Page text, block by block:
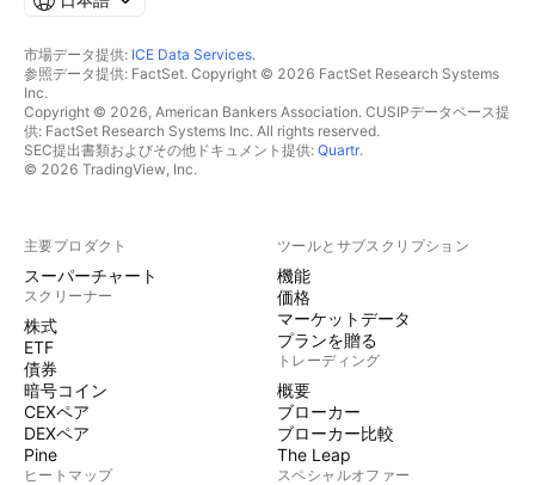
市場データ提供: ICE Data Services.
参照データ提供: FactSet. Copyright © 2026 FactSet Research Systems
Inc.
Copyright © 2026, American Bankers Association. CUSIPデータベース提
供: FactSet Research Systems Inc. All rights reserved.
SEC提出書類およびその他ドキュメント提供: Quartr.
© 2026 TradingView, Inc.
主要プロダクト
スーパーチャート
スクリーナー
株式
ETF
債券
暗号コイン
CEXペア
DEXペア
Pine
ヒートマップ
ツールとサブスクリプション
機能
価格
マーケットデータ
プランを贈る
トレーディング
概要
ブローカー
ブローカー比較
The Leap
スペシャルオファー